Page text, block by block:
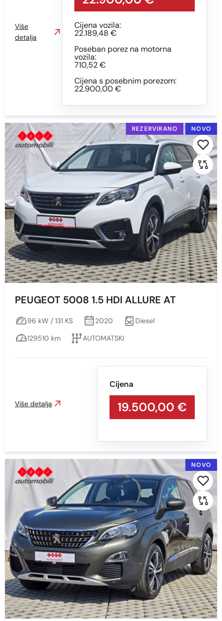
Cijena vozila:
22.189,48 €
Poseban porez na motorna
vozila:
710,52 €
Cijena s posebnim porezom:
22.900,00 €
Više
detalja
REZERVIRANO NOVO
PEUGEOT 5008 1.5 HDI ALLURE AT
96 kW / 131 KS 2020
Diesel
129510 km
AUTOMATSKI
Cijena
19.500,00 €
Više detalja
NOVO